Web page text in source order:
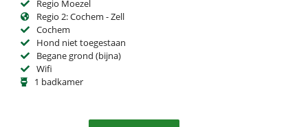
Regio Moezel
Regio 2: Cochem - Zell
Cochem
Hond niet toegestaan
Begane grond (bijna)
Wifi
1 badkamer